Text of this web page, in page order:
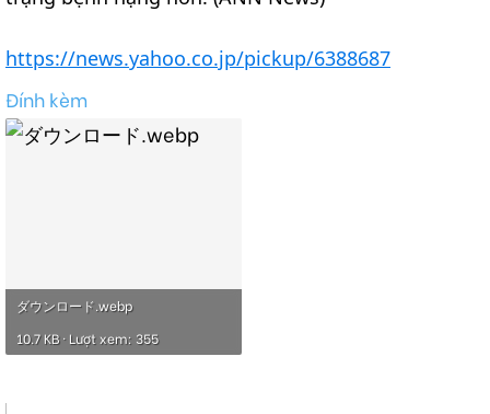
https://news.yahoo.co.jp/pickup/6388687
Đính kèm
ダウンロード.webp
10.7 KB · Lượt xem: 355